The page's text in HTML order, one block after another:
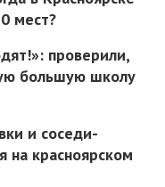
мест?
проверили,
большую школу
и соседи-
на красноярском